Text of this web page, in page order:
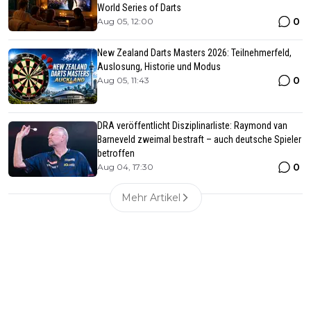
World Series of Darts
Aug 05, 12:00 0
New Zealand Darts Masters 2026: Teilnehmerfeld,
Auslosung, Historie und Modus
Aug 05, 11:43 0
DRA veröffentlicht Disziplinarliste: Raymond van
Barneveld zweimal bestraft – auch deutsche Spieler
betroffen
Aug 04, 17:30 0
Mehr Artikel